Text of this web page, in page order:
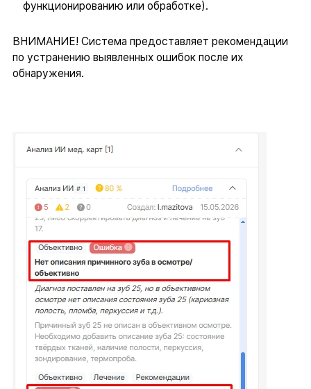
функционированию или обработке).
ВНИМАНИЕ! Система предоставляет рекомендации
по устранению выявленных ошибок после их
обнаружения.